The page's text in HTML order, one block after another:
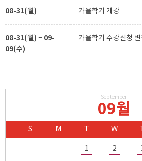
08-31(월) 가을학기 개강
08-31(월) ~ 09-
09(수)
가을학기 수강신청 변
09월
September
S M W
1 2